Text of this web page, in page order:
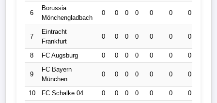
6
Borussia
Mönchengladbach
0 0 0 0 0 0 0
7
Eintracht
Frankfurt
0 0 0 0 0 0 0
8 FC Augsburg 0 0 0 0 0 0 0
9
FC Bayern
München
0 0 0 0 0 0 0
10 FC Schalke 04 0 0 0 0 0 0 0